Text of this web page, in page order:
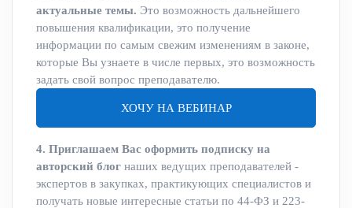
актуальные темы. Это возможность дальнейшего
повышения квалификации, это получение
информации по самым свежим изменениям в законе,
которые Вы узнаете в числе первых, это возможность
задать свой вопрос преподавателю.
ХОЧУ НА ВЕБИНАР
4. Приглашаем Вас оформить подписку на
авторский блог наших ведущих преподавателей -
экспертов в закупках, практикующих специалистов и
получать новые интересные статьи по 44-ФЗ и 223-